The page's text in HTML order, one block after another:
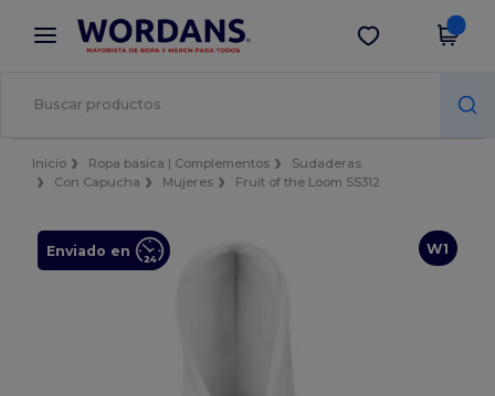
× App de Wordans
¡Mejores precios en app!
Descargar app
Inicio Ropa básica | Complementos
Sudaderas
Con Capucha
Mujeres Fruit of the Loom SS312
W1
Enviado en